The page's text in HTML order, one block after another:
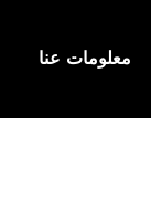
معلومات عنا